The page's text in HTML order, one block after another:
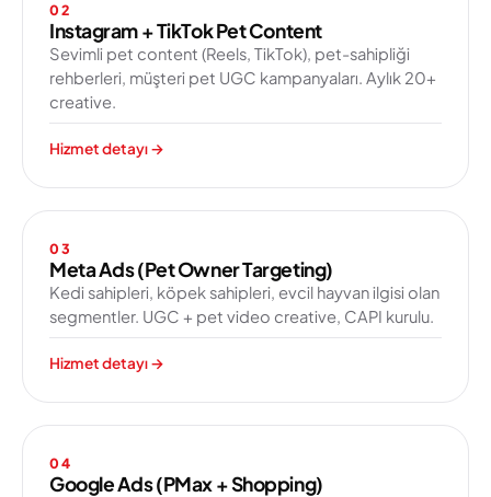
02
Instagram + TikTok Pet Content
Sevimli pet content (Reels, TikTok), pet-sahipliği
rehberleri, müşteri pet UGC kampanyaları. Aylık 20+
creative.
Hizmet detayı→
03
Meta Ads (Pet Owner Targeting)
Kedi sahipleri, köpek sahipleri, evcil hayvan ilgisi olan
segmentler. UGC + pet video creative, CAPI kurulu.
Hizmet detayı→
04
Google Ads (PMax + Shopping)